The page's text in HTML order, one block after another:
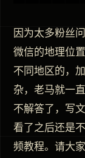
因为太多粉丝
微信的地理位
不同地区的，
杂，老马就一
不解答了，写
看了之后还是
频教程。请大